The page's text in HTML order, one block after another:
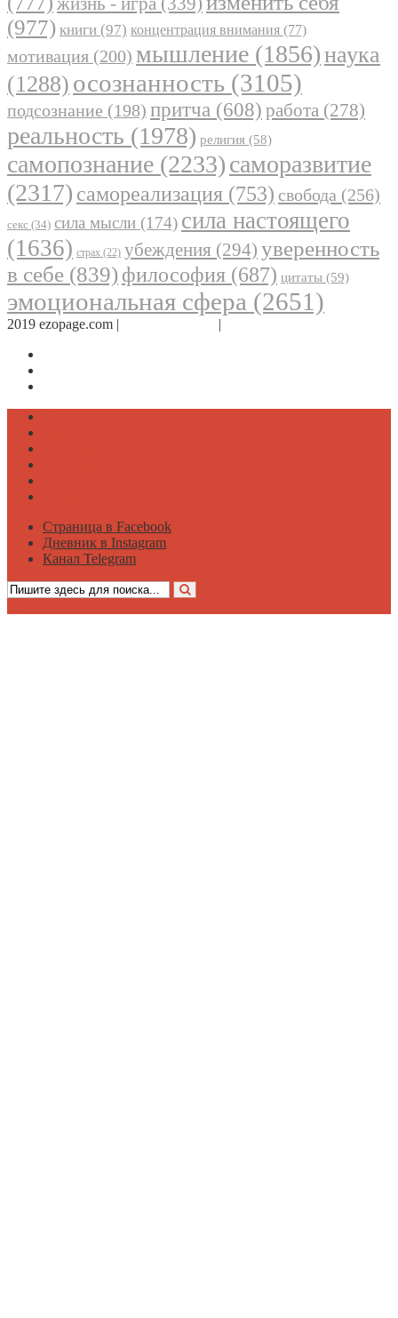
(977) книги (97) концентрация внимания (77)
мотивация (200) мышление (1856)наука
(1288) осознанность (3105)
подсознание (198) притча (608) работа (278)
реальность (1978) религия (58)
самопознание (2233)саморазвитие
(2317) самореализация (753) свобода (256)
секс (34) сила мысли (174) сила настоящего
(1636) страх (22) убеждения (294) уверенность
в себе (839) философия (687) цитаты (59)
эмоциональная сфера (2651)
2019 ezopage.com | |
Страница в Facebook
Дневник в Instagram
Канал Telegram